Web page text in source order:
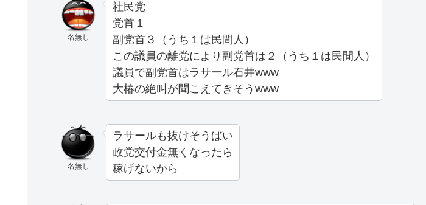
名無し
社民党
党首１
副党首３（うち１は民間人）
この議員の離党により副党首は２（うち１は民間人）
議員で副党首はラサール石井www
大椿の絶叫が聞こえてきそうwww
名無し
ラサールも抜けそうばい
政党交付金無くなったら
稼げないから